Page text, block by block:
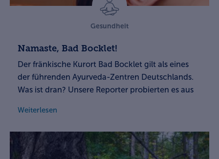
Gesundheit
Namaste, Bad Bocklet!
Der fränkische Kurort Bad Bocklet gilt als eines
der führenden Ayurveda-Zentren Deutschlands.
Was ist dran? Unsere Reporter probierten es aus
Weiterlesen